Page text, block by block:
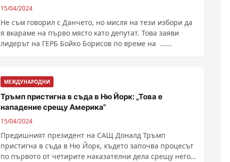
15/04/2024
Не съм говорил с Данчето, но мисля на тези избори да
я вкараме на първо място като депутат. Това заяви
лидерът на ГЕРБ Бойко Борисов по време на ......
МЕЖДУНАРОДНИ
Тръмп пристигна в съда в Ню Йорк: „Това е
нападение срещу Америка“
15/04/2024
Предишният президент на САЩ Доналд Тръмп
пристигна в съда в Ню Йорк, където започва процесът
по първото от четирите наказателни дела срещу него.